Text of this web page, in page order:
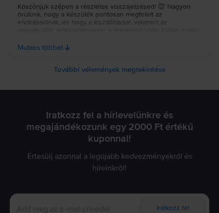
Köszönjük szépen a részletes visszajelzésed! 😊 Nagyon
örülünk, hogy a készülék pontosan megfelelt az
elvárásaidnak, és hogy a kiszállítással, valamint az
✨ Köszönjük a bizalmadat és az ajánlásodat, kívánunk sok
Mutass többet
További vélemények megtekintése
Iratkozz fel a hírlevelünkre és
megajándékozunk egy 2000 Ft értékű
kuponnal!
Értesülj azonnal a legújabb kedvezményekről és
híreinkről!
Iratkozz fel